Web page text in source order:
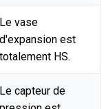
Le vase
d'expansion est
totalement HS.
Le capteur de